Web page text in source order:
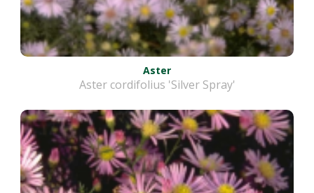
Aster
Aster cordifolius 'Silver Spray'